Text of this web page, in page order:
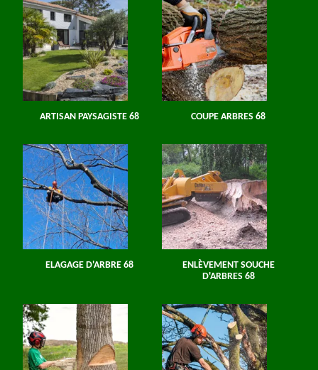
ARTISAN PAYSAGISTE 68 COUPE ARBRES 68
ELAGAGE D'ARBRE 68
ENLÈVEMENT SOUCHE
D'ARBRES 68